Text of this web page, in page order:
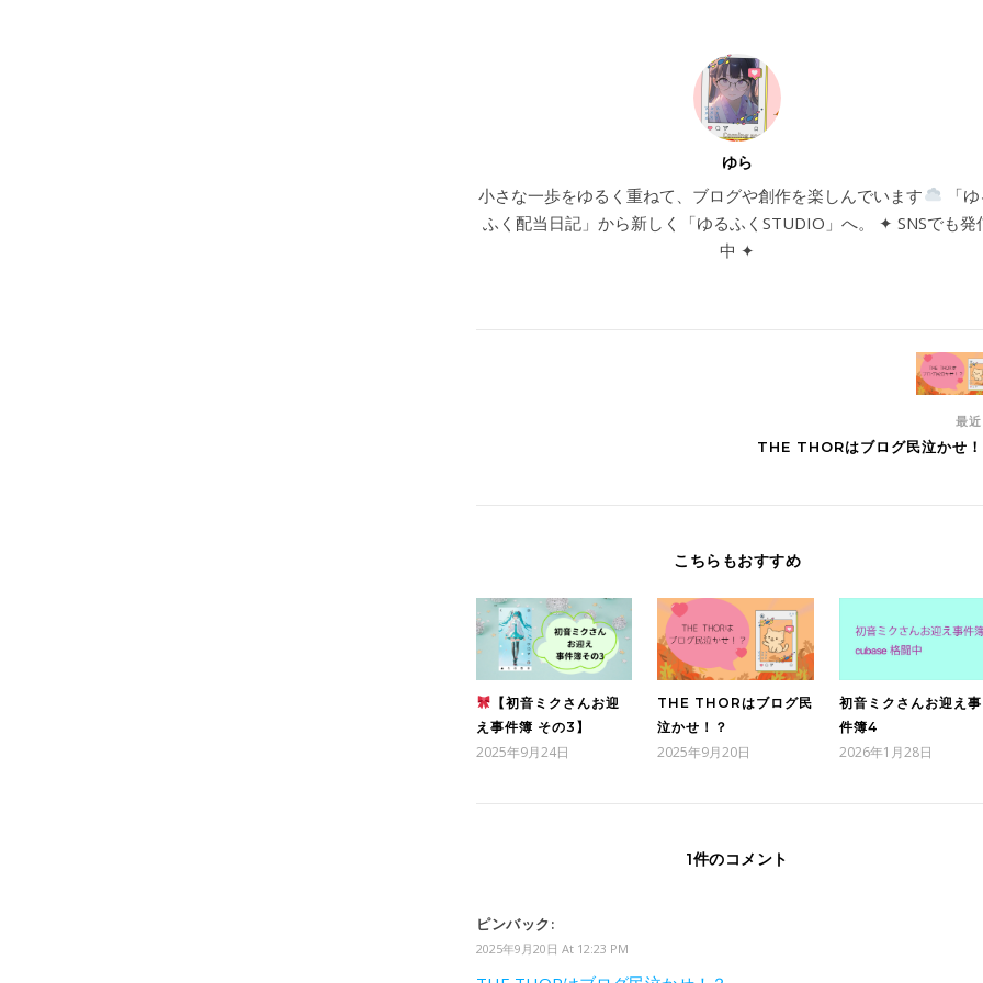
ゆら
小さな一歩をゆるく重ねて、ブログや創作を楽しんでいます
「
ふく配当日記」から新しく「ゆるふくSTUDIO」へ。 ✦ SNSでも発
中 ✦
最近
THE THORはブログ民泣かせ！
こちらもおすすめ
【初音ミクさんお迎
え事件簿 その3】
2025年9月24日
THE THORはブログ民
泣かせ！？
2025年9月20日
初音ミクさんお迎え事
件簿4
2026年1月28日
1件のコメント
ピンバック:
2025年9月20日 At 12:23 PM